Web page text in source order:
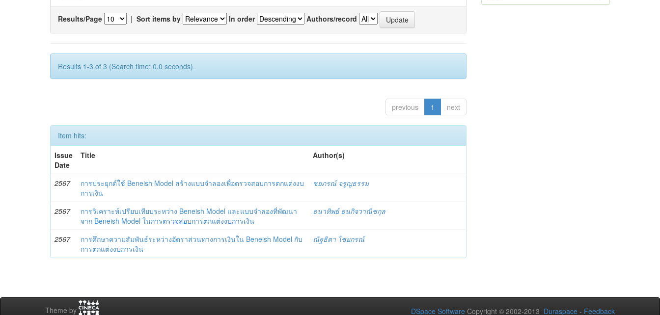
Results/Page | Sort items by In order Authors/record
Results 1-3 of 3 (Search time: 0.0 seconds).
previous 1 next
Item hits:
Issue
Date
Title Author(s)
2567
การประยุกต์ใช้ Beneish Model สร้างแบบจำลองเพื่อตรวจสอบการตกแต่งงบ
การเงิน
ชยภรณ์ จรูญธรรม
2567
การวิเคราะห์เปรียบเทียบระหว่าง Beneish Model และแบบจำลองที่พัฒนา
จาก Beneish Model ในการตรวจสอบการตกแต่งงบการเงิน
ธนาทิพย์ ธนกิจวาณิชกุล
2567
การศึกษาความสัมพันธ์ระหว่างอัตราส่วนทางการเงินใน Beneish Model กับ
การตกแต่งงบการเงิน
ณัฐธิตา ไชยกรณ์
Theme by DSpace Software Copyright © 2002-2013 Duraspace - Feedback